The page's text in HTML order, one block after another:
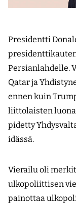
Presidentti
Persianlahdelle.
Qatar ja
ennen kuin
liittolaisten luona
pidetty
idässä.
Vierailu oli
ulkopoliittisen
painottaa